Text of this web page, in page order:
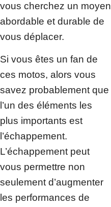
vous cherchez un moyen
abordable et durable de
vous déplacer.
Si vous êtes un fan de
ces motos, alors vous
savez probablement que
l’un des éléments les
plus importants est
l’échappement.
L’échappement peut
vous permettre non
seulement d’augmenter
les performances de